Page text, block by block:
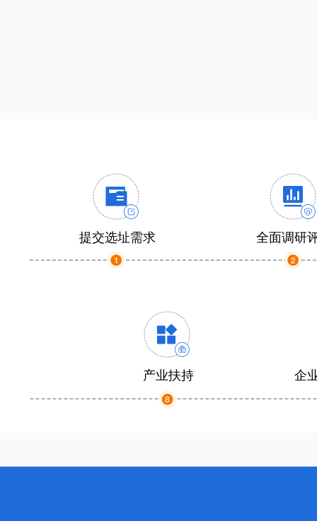
提交选址需求 全面调研
产业扶持 企